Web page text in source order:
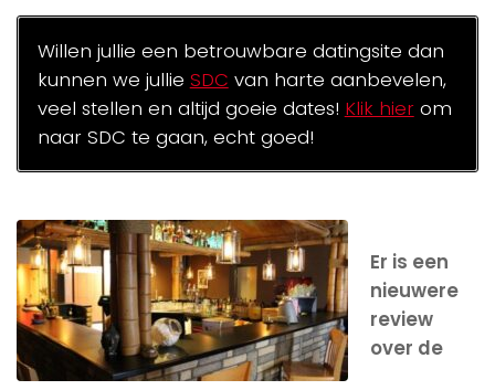
Willen jullie een betrouwbare datingsite dan
kunnen we jullie SDC van harte aanbevelen,
veel stellen en altijd goeie dates! Klik hierom
naar SDC te gaan, echt goed!
Er is een
nieuwere
review
over de